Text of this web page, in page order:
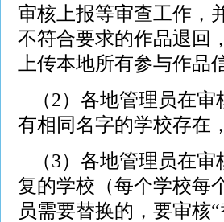
审核上报等审查工作，
不符合要求的作品退回
上传本地所有参与作
（2）各地管理员在审
有相同名字的学校存在
（3）各地管理员在审
复的学校（每个学校每
员需要替换的，要审核